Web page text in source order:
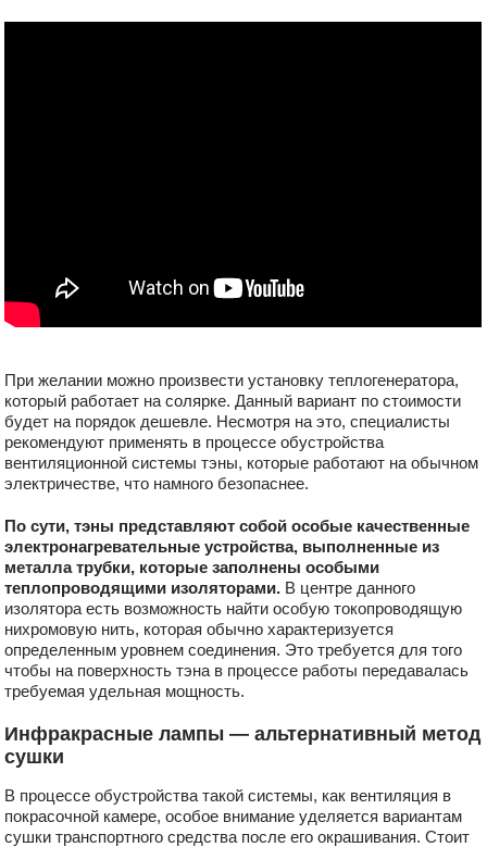
При желании можно произвести установку теплогенератора,
который работает на солярке. Данный вариант по стоимости
будет на порядок дешевле. Несмотря на это, специалисты
рекомендуют применять в процессе обустройства
вентиляционной системы тэны, которые работают на обычном
электричестве, что намного безопаснее.
По сути, тэны представляют собой особые качественные
электронагревательные устройства, выполненные из
металла трубки, которые заполнены особыми
теплопроводящими изоляторами. В центре данного
изолятора есть возможность найти особую токопроводящую
нихромовую нить, которая обычно характеризуется
определенным уровнем соединения. Это требуется для того
чтобы на поверхность тэна в процессе работы передавалась
требуемая удельная мощность.
Инфракрасные лампы — альтернативный метод
сушки
В процессе обустройства такой системы, как вентиляция в
покрасочной камере, особое внимание уделяется вариантам
сушки транспортного средства после его окрашивания. Стоит